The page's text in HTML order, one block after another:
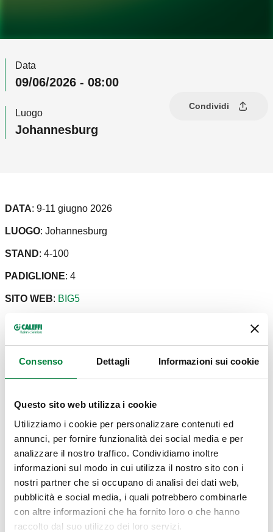
Consenso Dettagli Informazioni sui cookie
Questo sito web utilizza i cookie
Utilizziamo i cookie per personalizzare contenuti ed
annunci, per fornire funzionalità dei social media e per
analizzare il nostro traffico. Condividiamo inoltre
informazioni sul modo in cui utilizza il nostro sito con i
nostri partner che si occupano di analisi dei dati web,
pubblicità e social media, i quali potrebbero combinarle
con altre informazioni che ha fornito loro o che hanno
raccolto dal suo utilizzo dei loro servizi.
Data
09/06/2026 - 08:00
Luogo
Johannesburg
Condividi
DATA: 9-11 giugno 2026
LUOGO: Johannesburg
STAND: 4-100
PADIGLIONE: 4
SITO WEB: BIG5
tutta l’Africa Australe. L'edizione di quest’anno al Gallagher
Convention Centre di Johannesburg vedrà la partecipazione
costruzioni e HVAC. Per noi rappresenta un’importante
occasione di networking e formazione, oltre che una vetrina
d’eccellenza per presentare le nostre soluzioni a un pubblico
internazionale.
Presso il nostro stand, in collaborazione con Calafrica
presenteremo diverse soluzioni che fanno la differenza in
termini di protezione ed efficienza dell’impianto: